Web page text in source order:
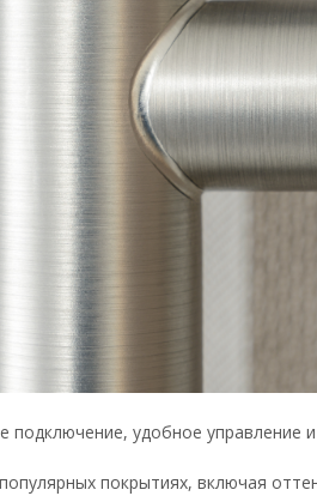
подключение, удобное
покрытиях, включая